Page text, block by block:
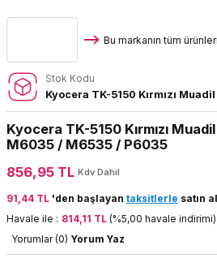
Bu markanın tüm
Stok Kodu
Kyocera TK-5150 Kırmızı
Kyocera TK-5150 Kırmızı
M6035 / M6535 / P6035
856,95 TL Kdv Dahil
91,44 TL 'den başlayan taksitlerle satın
Havale ile : 814,11 TL (%5,00 havale indirimi)
Yorumlar (0) Yorum Yaz